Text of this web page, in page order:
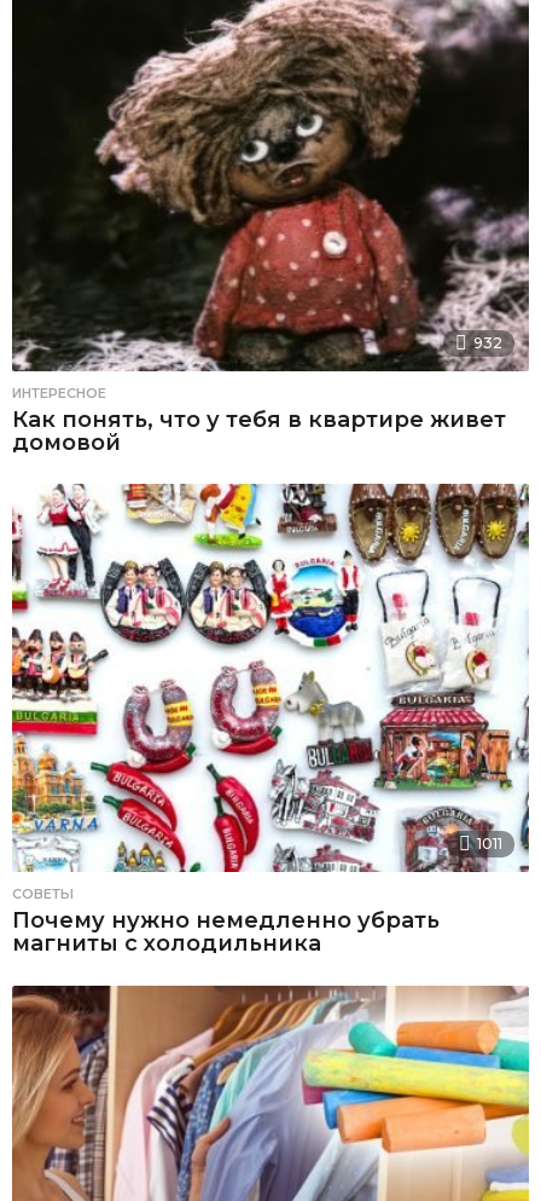
932
ИНТЕРЕСНОЕ
Как понять, что у тебя в квартире живет
домовой
1011
СОВЕТЫ
Почему нужно немедленно убрать
магниты с холодильника